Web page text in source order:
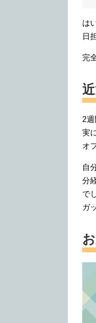
は
日
完
2
実
オ
自
分
で
ガ